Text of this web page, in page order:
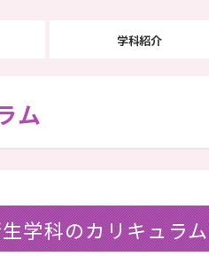
同窓会
学科紹介
ム
学科のカリキュラ